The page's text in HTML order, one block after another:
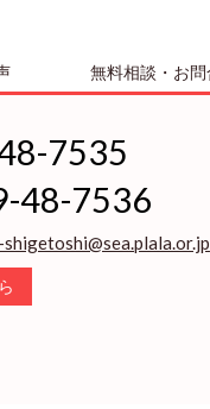
無料相談・お
7535
48-7536